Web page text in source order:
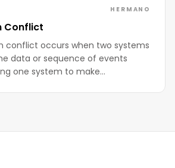
HERMANO
Conflict
conflict occurs when two systems
data or sequence of events
one system to make…